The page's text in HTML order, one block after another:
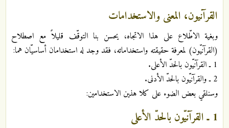
القرآنيون، المعنى والاستخدامات
وبغية الاطّلاع على هذا الاتجاه، يحسن بنا التوقّف قليلاً مع اصطلاح
(القرآنيّون) لمعرفة حقيقته واستخداماته، فقد وجد له استخدامان أساسيّان هما:
1 ـ القرآنيّون بالحدّ الأعلى.
2 ـ والقرآنيّون بالحدّ الأدنى.
وسنلقي بعض الضوء على كلا هذين الاستخدامين:
1 ـ القرآنيّون بالحدّ الأعلى